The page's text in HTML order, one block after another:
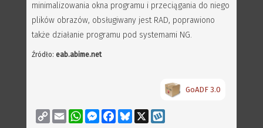
minimalizowania okna programu i przeciągania do niego
plików obrazów, obsługiwany jest RAD, poprawiono
także działanie programu pod systemami NG.
Źródło: eab.abime.net
GoADF 3.0
Copy
Link
Email WhatsAppMessenger
FacebookBluesky